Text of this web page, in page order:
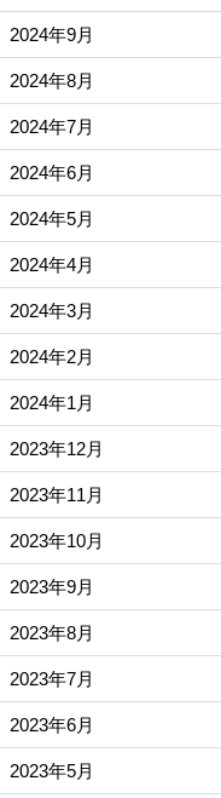
2024年9月
2024年8月
2024年7月
2024年6月
2024年5月
2024年4月
2024年3月
2024年2月
2024年1月
2023年12月
2023年11月
2023年10月
2023年9月
2023年8月
2023年7月
2023年6月
2023年5月